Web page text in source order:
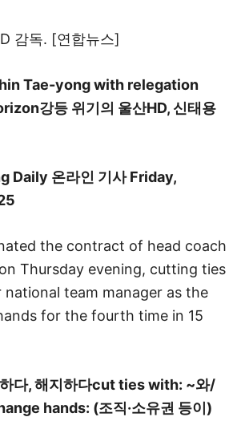
감독. [연합뉴스]
Tae-yong with relegation
강등 위기의 울산HD, 신태용
Daily 온라인 기사Friday,
the contract of head coach
Thursday evening, cutting ties
team manager as the
for the fourth time in 15
다, 해지하다cut ties with: ~와/
hands: (조직·소유권 등이)